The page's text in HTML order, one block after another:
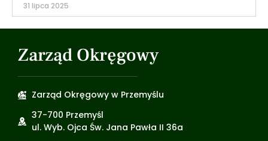
31 lipca 2025
Zarząd Okręgowy
Zarząd Okręgowy w Przemyślu
37-700 Przemyśl
ul. Wyb. Ojca Św. Jana Pawła II 36a